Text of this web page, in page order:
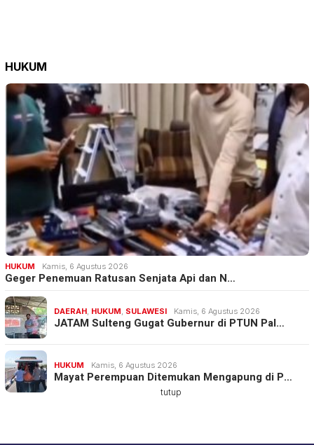
HUKUM
HUKUM Kamis, 6 Agustus 2026
Geger Penemuan Ratusan Senjata Api dan N…
DAERAH, HUKUM, SULAWESI Kamis, 6 Agustus 2026
JATAM Sulteng Gugat Gubernur di PTUN Pal…
HUKUM Kamis, 6 Agustus 2026
Mayat Perempuan Ditemukan Mengapung di P…
tutup